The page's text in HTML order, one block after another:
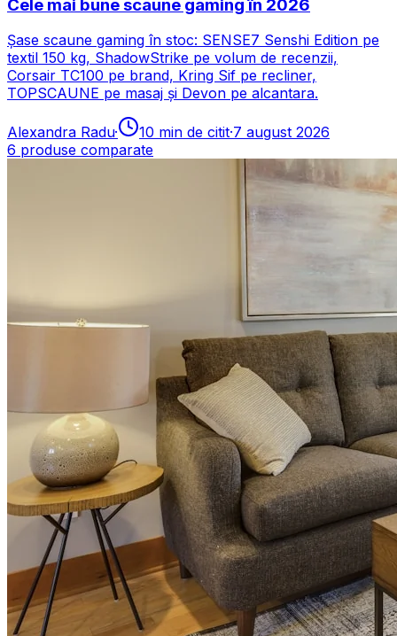
Cele mai bune scaune gaming în 2026
Șase scaune gaming în stoc: SENSE7 Senshi Edition pe
textil 150 kg, ShadowStrike pe volum de recenzii,
Corsair TC100 pe brand, Kring Sif pe recliner,
TOPSCAUNE pe masaj și Devon pe alcantara.
Alexandra Radu· 10 min de citit·7 august 2026
6 produse comparate